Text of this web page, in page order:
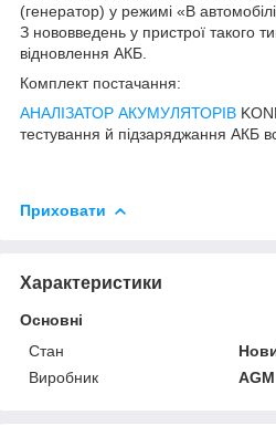
(генератор) у режимі «В
З нововведень у пристрої такого
відновлення АКБ.
Комплект постачання:
АНАЛІЗАТОР АКУМУЛЯТОРІВ
тестування й підзаряджання АКБ
Приховати
Характеристики
Основні
Стан
Виробник
AGM